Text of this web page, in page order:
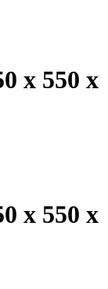
х 550 х
х 550 х